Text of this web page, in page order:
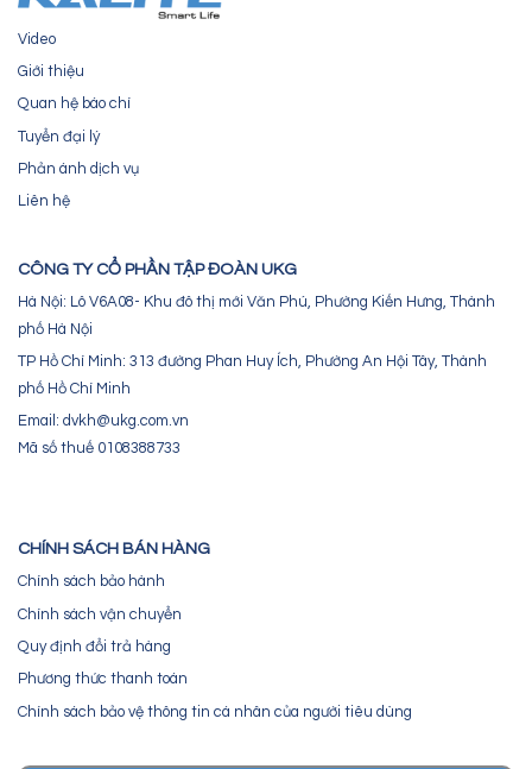
Video
Giới thiệu
Quan hệ báo chí
Tuyển đại lý
Phản ánh dịch vụ
Liên hệ
CÔNG TY CỔ PHẦN TẬP ĐOÀN UKG
Hà Nội: Lô V6A08- Khu đô thị mới Văn Phú, Phường Kiến Hưng, Thành
phố Hà Nội
TP Hồ Chí Minh: 313 đường Phan Huy Ích, Phường An Hội Tây, Thành
phố Hồ Chí Minh
Email: dvkh@ukg.com.vn
Mã số thuế 0108388733
CHÍNH SÁCH BÁN HÀNG
Chính sách bảo hành
Chính sách vận chuyển
Quy định đổi trả hàng
Phương thức thanh toán
Chính sách bảo vệ thông tin cá nhân của người tiêu dùng